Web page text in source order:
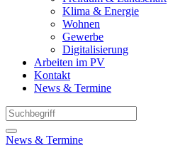
Klima & Energie
Wohnen
Gewerbe
Digitalisierung
Arbeiten im PV
Kontakt
News & Termine
News & Termine